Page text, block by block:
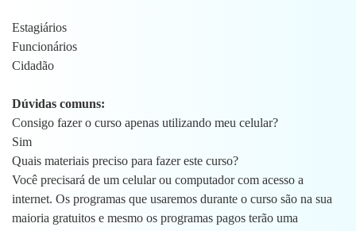
Estagiários
Funcionários
Cidadão
Dúvidas comuns:
Consigo fazer o curso apenas utilizando meu celular?
Sim
Quais materiais preciso para fazer este curso?
Você precisará de um celular ou computador com acesso a
internet. Os programas que usaremos durante o curso são na sua
maioria gratuitos e mesmo os programas pagos terão uma